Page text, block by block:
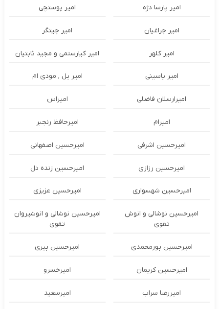
امیر پارسا دژه امیر پوستچی
امیر چراغیان امیر چیتگر
امیر کلهر امیر کیارستمی و مجید ثابتیان
امیر یاسینی امیر یل , مودی ام
امیرارسلان فاضلی امیراس
امیرام امیرحافظ رنجبر
امیرحسین اشرفی امیرحسین اصفهانی
امیرحسین رزازی امیرحسین زنده دل
امیرحسین شهسواری امیرحسین عزیزی
امیرحسین نوشالی و انوش
تقوی
امیرحسین نوشالی و انوشیروان
تقوی
امیرحسین پورمحمدی امیرحسین پیری
امیرحسین کریمان امیرخسرو
امیررضا سراب امیرسعید